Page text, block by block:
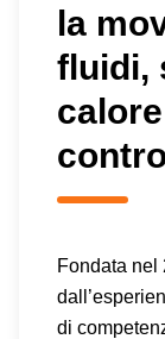
la
fluidi,
Fondata nel
di